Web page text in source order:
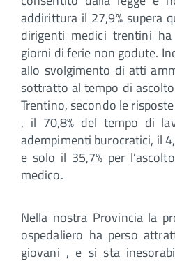
addirittura il 27,9% supera
dirigenti medici trentini
giorni di ferie non godute.
allo svolgimento di atti
sottratto al tempo di
Trentino, secondo le
, il 70,8% del tempo di
adempimenti burocratici, il
e solo il 35,7% per
medico.
Nella nostra Provincia la
ospedaliero ha perso
giovani , e si sta